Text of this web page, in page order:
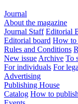
Journal
About the magazine
Journal Staff Editorial
Editorial board How to
Rules and Conditions
New issue Archive To
For individuals For
Advertising
Publishing House
Catalog How to publish